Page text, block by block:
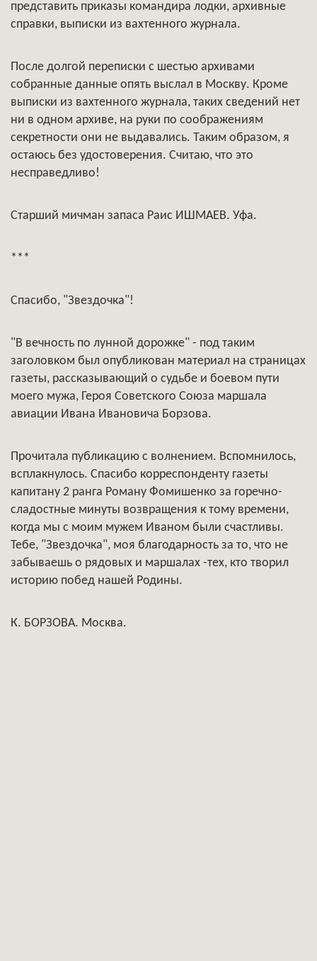
представить приказы командира лодки, архивные
справки, выписки из вахтенного журнала.
После долгой переписки с шестью архивами
собранные данные опять выслал в Москву. Кроме
выписки из вахтенного журнала, таких сведений нет
ни в одном архиве, на руки по соображениям
секретности они не выдавались. Таким образом, я
остаюсь без удостоверения. Считаю, что это
несправедливо!
Старший мичман запаса Раис ИШМАЕВ. Уфа.
***
Спасибо, "Звездочка"!
"В вечность по лунной дорожке" - под таким
заголовком был опубликован материал на страницах
газеты, рассказывающий о судьбе и боевом пути
моего мужа, Героя Советского Союза маршала
авиации Ивана Ивановича Борзова.
Прочитала публикацию с волнением. Вспомнилось,
всплакнулось. Спасибо корреспонденту газеты
капитану 2 ранга Роману Фомишенко за горечно-
сладостные минуты возвращения к тому времени,
когда мы с моим мужем Иваном были счастливы.
Тебе, "Звездочка", моя благодарность за то, что не
забываешь о рядовых и маршалах -тех, кто творил
историю побед нашей Родины.
К. БОРЗОВА. Москва.